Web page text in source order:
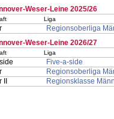
Weser-Leine 2025/26
Liga
Regionsoberliga
Weser-Leine 2026/27
Liga
Five-a-side
Regionsoberliga
Regionsklasse